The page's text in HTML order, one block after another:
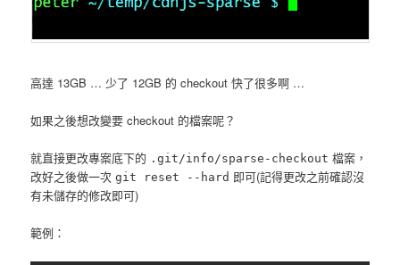
高達 13GB … 少了 12GB 的 checkout 快了很多啊 …
如果之後想改變要 checkout 的檔案呢？
就直接更改專案底下的 .git/info/sparse-checkout 檔案，
改好之後做一次git reset --hard 即可(記得更改之前確認沒
有未儲存的修改即可)
範例：